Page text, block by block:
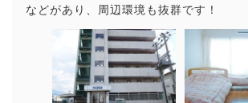
などがあり、周辺環境も抜群です！